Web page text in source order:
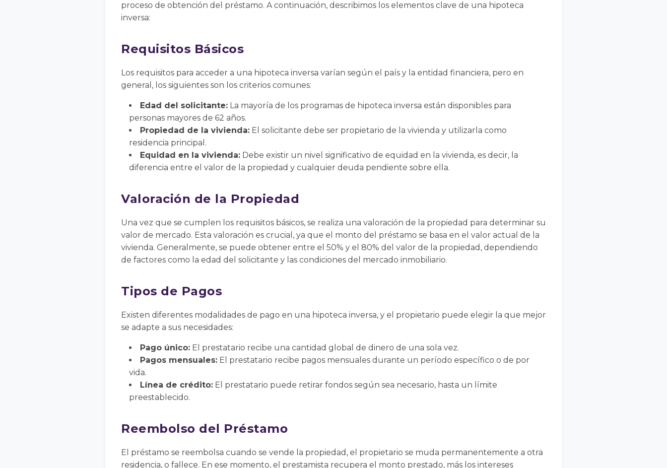
proceso de obtención del préstamo. A continuación, describimos los elementos clave de una hipoteca
inversa:
Requisitos Básicos
Los requisitos para acceder a una hipoteca inversa varían según el país y la entidad financiera, pero en
general, los siguientes son los criterios comunes:
Edad del solicitante: La mayoría de los programas de hipoteca inversa están disponibles para
personas mayores de 62 años.
Propiedad de la vivienda: El solicitante debe ser propietario de la vivienda y utilizarla como
residencia principal.
Equidad en la vivienda: Debe existir un nivel significativo de equidad en la vivienda, es decir, la
diferencia entre el valor de la propiedad y cualquier deuda pendiente sobre ella.
Valoración de la Propiedad
Una vez que se cumplen los requisitos básicos, se realiza una valoración de la propiedad para determinar su
valor de mercado. Esta valoración es crucial, ya que el monto del préstamo se basa en el valor actual de la
vivienda. Generalmente, se puede obtener entre el 50% y el 80% del valor de la propiedad, dependiendo
de factores como la edad del solicitante y las condiciones del mercado inmobiliario.
Tipos de Pagos
Existen diferentes modalidades de pago en una hipoteca inversa, y el propietario puede elegir la que mejor
se adapte a sus necesidades:
Pago único: El prestatario recibe una cantidad global de dinero de una sola vez.
Pagos mensuales: El prestatario recibe pagos mensuales durante un período específico o de por
vida.
Línea de crédito: El prestatario puede retirar fondos según sea necesario, hasta un límite
preestablecido.
Reembolso del Préstamo
El préstamo se reembolsa cuando se vende la propiedad, el propietario se muda permanentemente a otra
residencia, o fallece. En ese momento, el prestamista recupera el monto prestado, más los intereses